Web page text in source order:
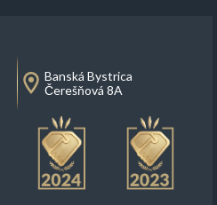
Banská Bystrica
Čerešňová 8A